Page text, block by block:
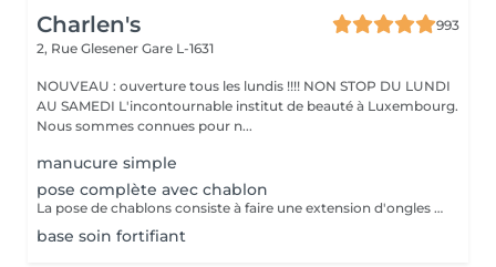
Charlen's
993
2, Rue Glesener Gare L-1631
NOUVEAU : ouverture tous les lundis !!!! NON STOP DU LUNDI
AU SAMEDI L'incontournable institut de beauté à Luxembourg.
Nous sommes connues pour n...
manucure simple
pose complète avec chablon
La pose de chablons consiste à faire une extension d'ongles en gel, sans avoir recours aux capsules. Prestation un peu plus longue que les capsules mais tres tres jolie :)
base soin fortifiant